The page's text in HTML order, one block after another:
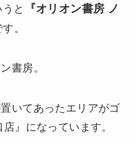
と
『オリオン書房 ノ
。
書房。
いてあったエリアがゴ
』になっています。